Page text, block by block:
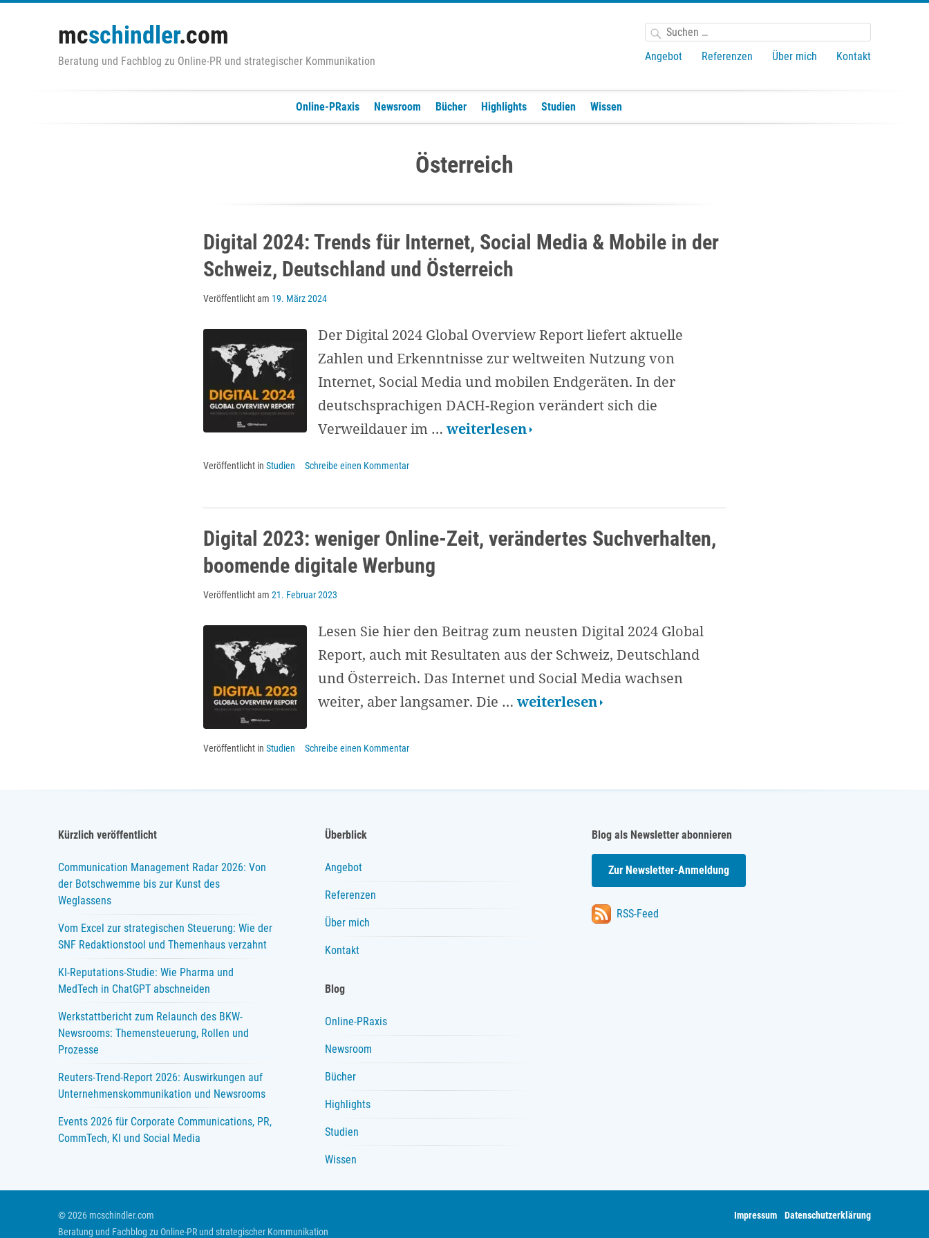
mcschindler.com
Beratung und Fachblog zu Online-PR und strategischer Kommunikation
Suchen
Angebot Referenzen Über mich Kontakt
Online-PRaxis Newsroom Bücher Highlights Studien Wissen
Österreich
Digital 2024: Trends für Internet, Social Media & Mobile in der
Schweiz, Deutschland und Österreich
Veröffentlicht am 19. März 2024
Der Digital 2024 Global Overview Report liefert aktuelle
Zahlen und Erkenntnisse zur weltweiten Nutzung von
Internet, Social Media und mobilen Endgeräten. In der
deutschsprachigen DACH-Region verändert sich die
Verweildauer im … Digital
Social
in
der
Schweiz,
Deutschland
weiterlesen
Veröffentlicht in Studien Schreibe einen Kommentar
Digital 2023: weniger Online-Zeit, verändertes Suchverhalten,
boomende digitale Werbung
Veröffentlicht am 21. Februar 2023
Lesen Sie hier den Beitrag zum neusten Digital 2024 Global
Report, auch mit Resultaten aus der Schweiz, Deutschland
und Österreich. Das Internet und Social Media wachsen
weiter, aber langsamer. Die … Digital
Zeit,
Suchverhalten,
weiterlesen
Veröffentlicht in Studien Schreibe einen Kommentar
Kürzlich veröffentlicht
Communication Management Radar 2026: Von
der Botschwemme bis zur Kunst des
Weglassens
Vom Excel zur strategischen Steuerung: Wie der
SNF Redaktionstool und Themenhaus verzahnt
KI-Reputations-Studie: Wie Pharma und
MedTech in ChatGPT abschneiden
Werkstattbericht zum Relaunch des BKW-
Newsrooms: Themensteuerung, Rollen und
Prozesse
Reuters-Trend-Report 2026: Auswirkungen auf
Unternehmenskommunikation und Newsrooms
Events 2026 für Corporate Communications, PR,
CommTech, KI und Social Media
Überblick
Angebot
Referenzen
Über mich
Kontakt
Blog
Online-PRaxis
Newsroom
Bücher
Highlights
Studien
Wissen
Blog als Newsletter abonnieren
Zur Newsletter-Anmeldung
RSS-Feed
Impressum Datenschutzerklärung
© 2026 mcschindler.com
Beratung und Fachblog zu Online-PR und strategischer Kommunikation